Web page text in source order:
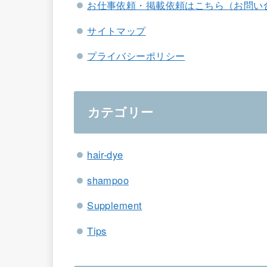
お仕事依頼・掲載依頼はこちら（お問い
サイトマップ
プライバシーポリシー
カテゴリー
hair-dye
shampoo
Supplement
Tips